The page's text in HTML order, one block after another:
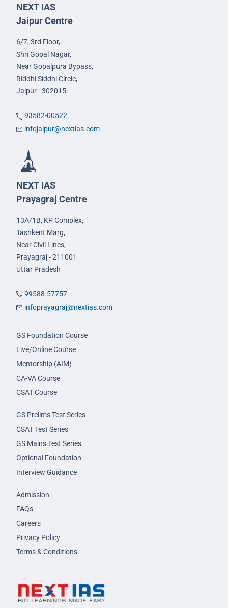
NEXT IAS
Jaipur Centre
6/7, 3rd Floor,
Shri Gopal Nagar,
Near Gopalpura Bypass,
Riddhi Siddhi Circle,
Jaipur - 302015
93582-00522
infojaipur@nextias.com
NEXT IAS
Prayagraj Centre
13A/1B, KP Complex,
Tashkent Marg,
Near Civil Lines,
Prayagraj - 211001
Uttar Pradesh
99588-57757
infoprayagraj@nextias.com
GS Foundation Course
Live/Online Course
Mentorship (AIM)
CA-VA Course
CSAT Course
GS Prelims Test Series
CSAT Test Series
GS Mains Test Series
Optional Foundation
Interview Guidance
Admission
FAQs
Careers
Privacy Policy
Terms & Conditions